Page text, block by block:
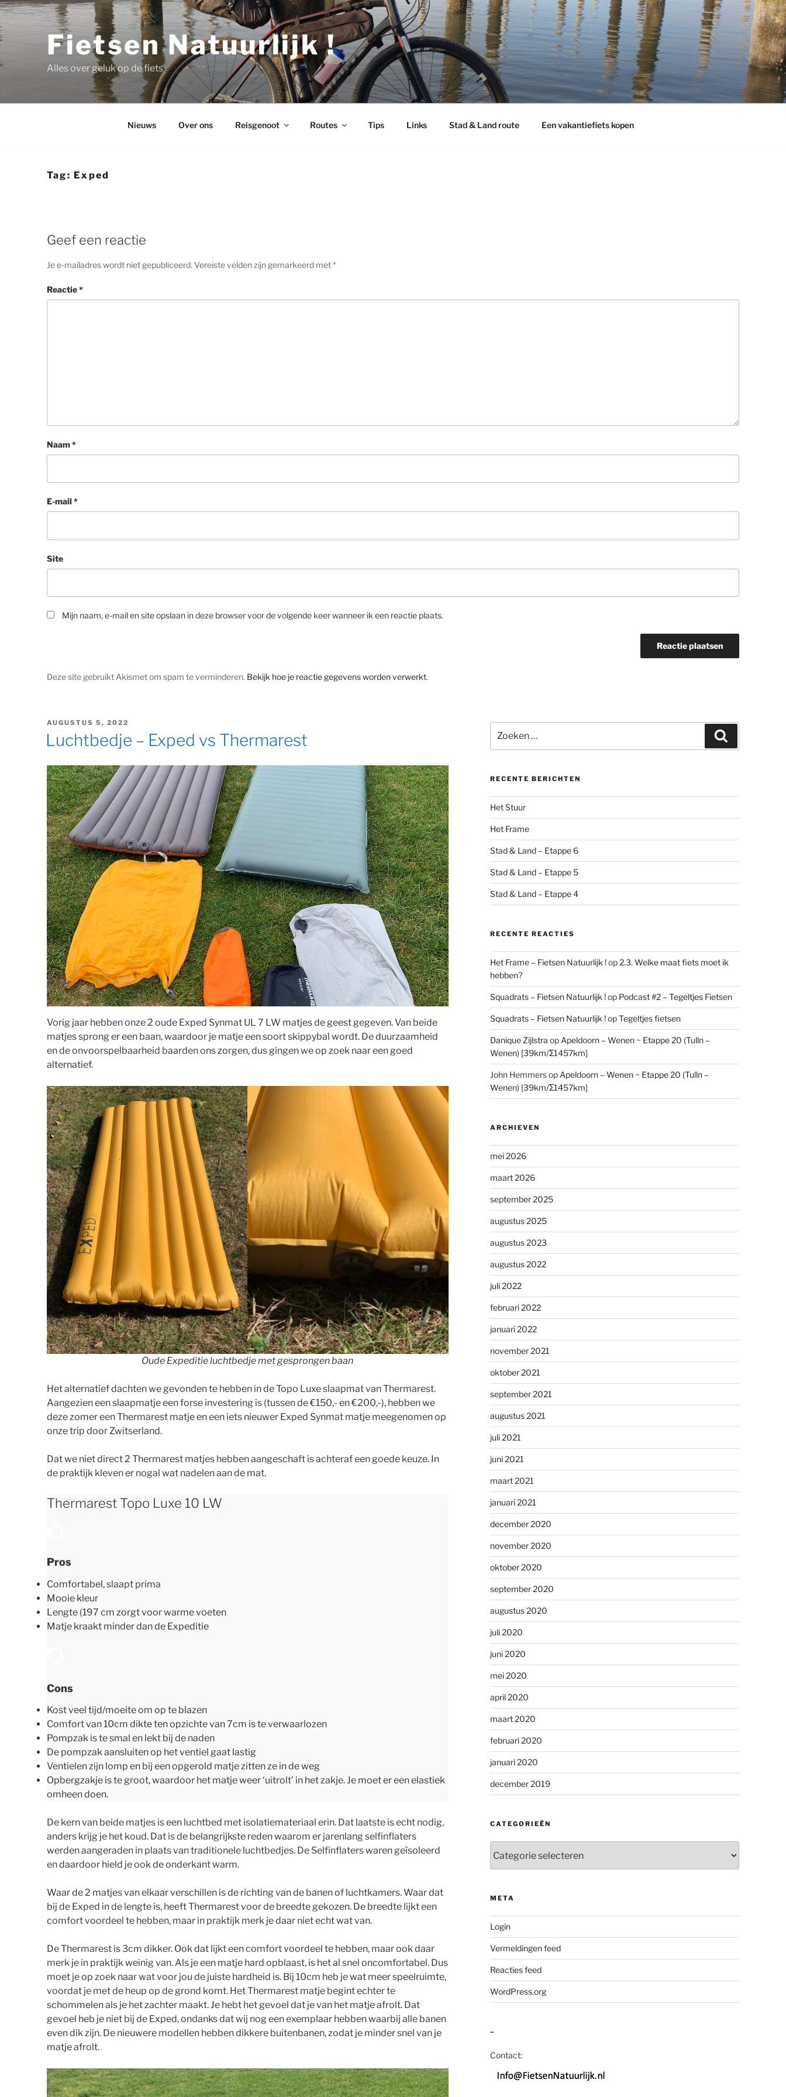
Ga
de
Fietsen Natuurlijk !
Alles over geluk op de fiets
Nieuws Over ons Reisgenoot Routes Tips Links Stad & Land route Een vakantiefiets kopen
Tag: Exped
Geef een reactie
Je e-mailadres wordt niet gepubliceerd. Vereiste velden zijn gemarkeerd met*
Reactie*
Naam*
E-mail*
Site
Mijn naam, e-mail en site opslaan in deze browser voor de volgende keer wanneer ik een reactie plaats.
Deze site gebruikt Akismet om spam te verminderen. Bekijk hoe je reactie gegevens worden verwerkt.
GEPLAATST
AUGUSTUS 5, 2022
Luchtbedje – Exped vs Thermarest
Vorig jaar hebben onze 2 oude Exped Synmat UL 7 LW matjes de geest gegeven. Van beide
matjes sprong er een baan, waardoor je matje een soort skippybal wordt. De duurzaamheid
en de onvoorspelbaarheid baarden ons zorgen, dus gingen we op zoek naar een goed
alternatief.
Oude Expeditie luchtbedje met gesprongen baan
Het alternatief dachten we gevonden te hebben in de Topo Luxe slaapmat van Thermarest.
Aangezien een slaapmatje een forse investering is (tussen de €150,- en €200,-), hebben we
deze zomer een Thermarest matje en een iets nieuwer Exped Synmat matje meegenomen op
onze trip door Zwitserland.
Dat we niet direct 2 Thermarest matjes hebben aangeschaft is achteraf een goede keuze. In
de praktijk kleven er nogal wat nadelen aan de mat.
Thermarest Topo Luxe 10 LW
Pros
Comfortabel, slaapt prima
Mooie kleur
Lengte (197 cm zorgt voor warme voeten
Matje kraakt minder dan de Expeditie
Cons
Kost veel tijd/moeite om op te blazen
Comfort van 10cm dikte ten opzichte van 7cm is te verwaarlozen
Pompzak is te smal en lekt bij de naden
De pompzak aansluiten op het ventiel gaat lastig
Ventielen zijn lomp en bij een opgerold matje zitten ze in de weg
Opbergzakje is te groot, waardoor het matje weer ‘uitrolt’ in het zakje. Je moet er een elastiek
omheen doen.
De kern van beide matjes is een luchtbed met isolatiemateriaal erin. Dat laatste is echt nodig,
anders krijg je het koud. Dat is de belangrijkste reden waarom er jarenlang selfinflaters
werden aangeraden in plaats van traditionele luchtbedjes. De Selfinflaters waren geïsoleerd
en daardoor hield je ook de onderkant warm.
Waar de 2 matjes van elkaar verschillen is de richting van de banen of luchtkamers. Waar dat
bij de Exped in de lengte is, heeft Thermarest voor de breedte gekozen. De breedte lijkt een
comfort voordeel te hebben, maar in praktijk merk je daar niet echt wat van.
De Thermarest is 3cm dikker. Ook dat lijkt een comfort voordeel te hebben, maar ook daar
merk je in praktijk weinig van. Als je een matje hard opblaast, is het al snel oncomfortabel. Dus
moet je op zoek naar wat voor jou de juiste hardheid is. Bij 10cm heb je wat meer speelruimte,
voordat je met de heup op de grond komt. Het Thermarest matje begint echter te
schommelen als je het zachter maakt. Je hebt het gevoel dat je van het matje afrolt. Dat
gevoel heb je niet bij de Exped, ondanks dat wij nog een exemplaar hebben waarbij alle banen
even dik zijn. De nieuwere modellen hebben dikkere buitenbanen, zodat je minder snel van je
matje afrolt.
naar:
RECENTE BERICHTEN
Het Stuur
Het Frame
Stad & Land – Etappe 6
Stad & Land – Etappe 5
Stad & Land – Etappe 4
RECENTE REACTIES
Het Frame – Fietsen Natuurlijk !op2.3. Welke maat fiets moet ik
hebben?
Squadrats – Fietsen Natuurlijk !op Podcast #2 – Tegeltjes Fietsen
Squadrats – Fietsen Natuurlijk !opTegeltjes fietsen
Danique Zijlstra op Apeldoorn – Wenen ~ Etappe 20 (Tulln –
Wenen) [39km/Σ1457km]
John Hemmersop Apeldoorn – Wenen ~ Etappe 20 (Tulln –
Wenen) [39km/Σ1457km]
ARCHIEVEN
mei 2026
maart 2026
september 2025
augustus 2025
augustus 2023
augustus 2022
juli 2022
februari 2022
januari 2022
november 2021
oktober 2021
september 2021
augustus 2021
juli 2021
juni 2021
maart 2021
januari 2021
december 2020
november 2020
oktober 2020
september 2020
augustus 2020
juli 2020
juni 2020
mei 2020
april 2020
maart 2020
februari 2020
januari 2020
december 2019
CATEGORIEËN
META
Login
Vermeldingen feed
Reacties feed
WordPress.org
–
Contact: